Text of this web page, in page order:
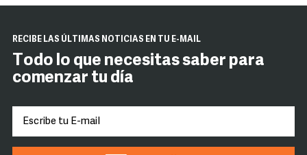
RECIBE LAS ÚLTIMAS NOTICIAS EN TU E-MAIL
Todo lo que necesitas saber para
comenzar tu día